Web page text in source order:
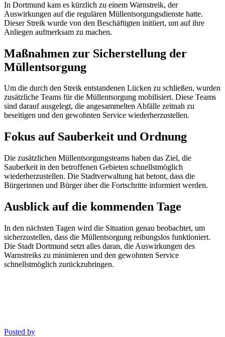
In Dortmund kam es kürzlich zu einem Warnstreik, der
Auswirkungen auf die regulären Müllentsorgungsdienste hatte.
Dieser Streik wurde von den Beschäftigten initiiert, um auf ihre
Anliegen aufmerksam zu machen.
Maßnahmen zur Sicherstellung der
Müllentsorgung
Um die durch den Streik entstandenen Lücken zu schließen, wurden
zusätzliche Teams für die Müllentsorgung mobilisiert. Diese Teams
sind darauf ausgelegt, die angesammelten Abfälle zeitnah zu
beseitigen und den gewohnten Service wiederherzustellen.
Fokus auf Sauberkeit und Ordnung
Die zusätzlichen Müllentsorgungsteams haben das Ziel, die
Sauberkeit in den betroffenen Gebieten schnellstmöglich
wiederherzustellen. Die Stadtverwaltung hat betont, dass die
Bürgerinnen und Bürger über die Fortschritte informiert werden.
Ausblick auf die kommenden Tage
In den nächsten Tagen wird die Situation genau beobachtet, um
sicherzustellen, dass die Müllentsorgung reibungslos funktioniert.
Die Stadt Dortmund setzt alles daran, die Auswirkungen des
Warnstreiks zu minimieren und den gewohnten Service
schnellstmöglich zurückzubringen.
Posted by